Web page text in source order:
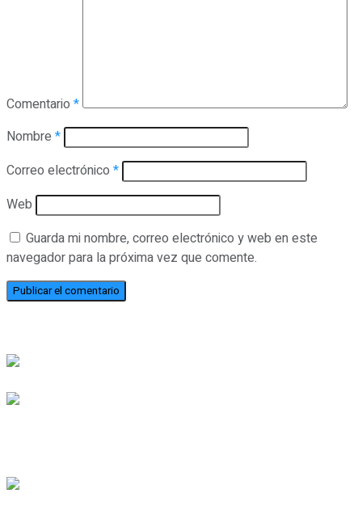
Comentario *
Nombre *
Correo electrónico *
Web
Guarda mi nombre, correo electrónico y web en este
navegador para la próxima vez que comente.